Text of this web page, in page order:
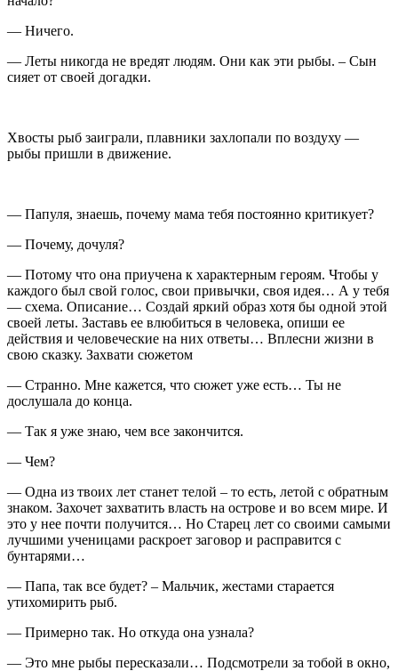
— Ничего.
— Леты никогда не вредят людям. Они как эти рыбы. – Сын
сияет от своей догадки.
Хвосты рыб заиграли, плавники захлопали по воздуху —
рыбы пришли в движение.
— Папуля, знаешь, почему мама тебя постоянно критикует?
— Почему, дочуля?
— Потому что она приучена к характерным героям. Чтобы у
каждого был свой голос, свои привычки, своя идея… А у тебя
— схема. Описание… Создай яркий образ хотя бы одной этой
своей леты. Заставь ее влюбиться в человека, опиши ее
действия и человеческие на них ответы… Вплесни жизни в
свою сказку. Захвати сюжетом
— Странно. Мне кажется, что сюжет уже есть… Ты не
дослушала до конца.
— Так я уже знаю, чем все закончится.
— Чем?
— Одна из твоих лет станет телой – то есть, летой с обратным
знаком. Захочет захватить власть на острове и во всем мире. И
это у нее почти получится… Но Старец лет со своими самыми
лучшими ученицами раскроет заговор и расправится с
бунтарями…
— Папа, так все будет? – Мальчик, жестами старается
утихомирить рыб.
— Примерно так. Но откуда она узнала?
— Это мне рыбы пересказали… Подсмотрели за тобой в окно,